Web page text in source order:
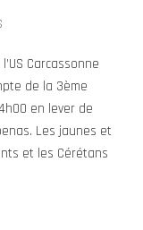
Carcassonne
de la 3ème
en lever de
Les jaunes et
et les Cérétans